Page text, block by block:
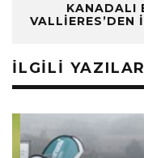
KANADALI
İLGILI YAZILAR